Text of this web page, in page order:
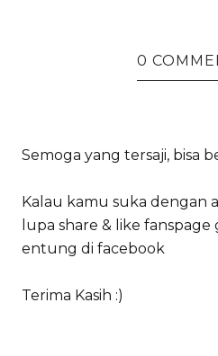
0
Semoga yang tersaji, bisa
Kalau kamu suka dengan
lupa share & like
entung di facebook
Terima Kasih :)